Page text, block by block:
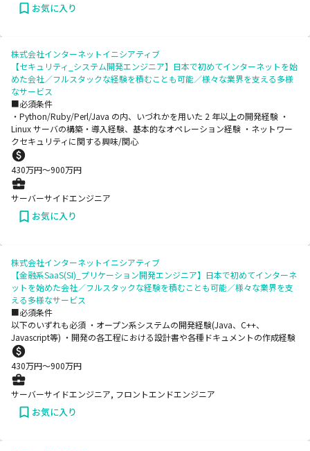
お気に入り
株式会社インターネットイニシアティブ
【セキュリティ_システム開発エンジニア】日本で初めてインターネットを始
めた会社／フルスタックな経験を積むことも可能／様々な業界を支える多様
なサービス
■必須条件
・Python/Ruby/Perl/Java の内、いづれかを用いた 2 年以上の開発経験 ・
Linux サーバの構築・導入経験、基本的なオペレーション経験 ・ネットワー
クセキュリティに関する興味/関心
430万円〜900万円
サーバーサイドエンジニア
お気に入り
株式会社インターネットイニシアティブ
【金融系SaaS(SI)_プリケーション開発エンジニア】日本で初めてインターネ
ットを始めた会社／フルスタックな経験を積むことも可能／様々な業界を支
える多様なサービス
■必須条件
以下のいずれも必須 ・オープン系システムの開発経験(Java、C++、
Javascript等) ・開発の各工程における設計書や各種ドキュメントの作成経験
430万円〜900万円
サーバーサイドエンジニア, フロントエンドエンジニア
お気に入り